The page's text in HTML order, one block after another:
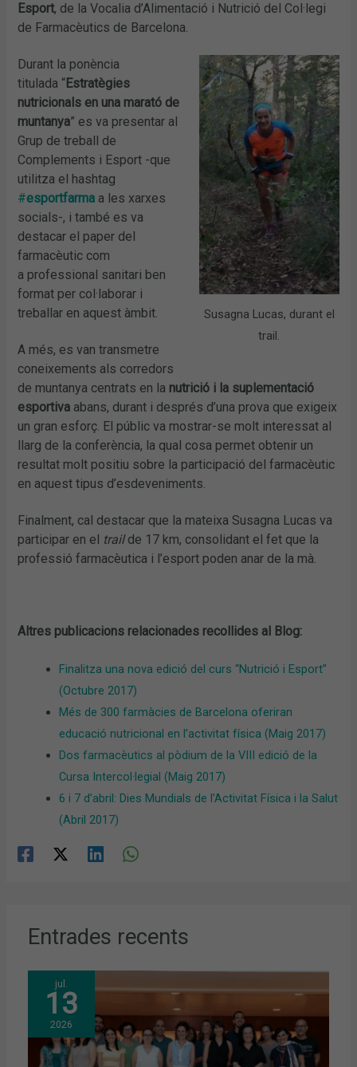
Esport, de la Vocalia d’Alimentació i Nutrició del Col·legi
de Farmacèutics de Barcelona.
Susagna Lucas, durant el
trail.
Durant la ponència
titulada “ Estratègies
nutricionals en una marató de
muntanya” es va presentar al
Grup de treball de
Complements i Esport -que
utilitza el hashtag
#esportfarma a les xarxes
socials-, i també es va
destacar el paper del
farmacèutic com
a professional sanitari ben
format per col·laborar i
treballar en aquest àmbit.
A més, es van transmetre
coneixements als corredors
de muntanya centrats en la nutrició i la suplementació
esportiva abans, durant i després d’una prova que exigeix
un gran esforç. El públic va mostrar-se molt interessat al
llarg de la conferència, la qual cosa permet obtenir un
resultat molt positiu sobre la participació del farmacèutic
en aquest tipus d’esdeveniments.
Finalment, cal destacar que la mateixa Susagna Lucas va
participar en el trailde 17 km, consolidant el fet que la
professió farmacèutica i l’esport poden anar de la mà.
Altres publicacions relacionades recollides al Blog:
Finalitza una nova edició del curs “Nutrició i Esport”
(Octubre 2017)
Més de 300 farmàcies de Barcelona oferiran
educació nutricional en l’activitat física (Maig 2017)
Dos farmacèutics al pòdium de la VIII edició de la
Cursa Intercol·legial (Maig 2017)
6 i 7 d’abril: Dies Mundials de l’Activitat Física i la Salut
(Abril 2017)
Entrades recents
jul.
13
2026